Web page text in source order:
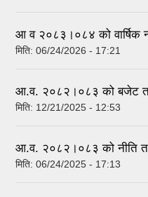
आ व २०८३।०८४ को वार्षिक
मिति: 06/24/2026 - 17:21
आ.व. २०८२।०८३ को बजेट
मिति: 12/21/2025 - 12:53
आ.व. २०८२।०८३ को नीति
मिति: 06/24/2025 - 17:13